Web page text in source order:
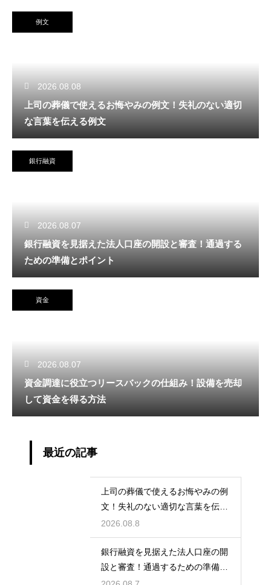
例文
2026.08.08
上司の葬儀で使えるお悔やみの例文！失礼のない適切
な言葉を伝える例文
銀行融資
2026.08.07
銀行融資を見据えた法人口座の開設と審査！通過する
ための準備とポイント
資金
2026.08.07
資金調達に役立つリースバックの仕組み！設備を売却
して資金を得る方法
最近の記事
上司の葬儀で使えるお悔やみの例
文！失礼のない適切な言葉を伝え
る例文
2026.08.8
銀行融資を見据えた法人口座の開
設と審査！通過するための準備と
ポイント